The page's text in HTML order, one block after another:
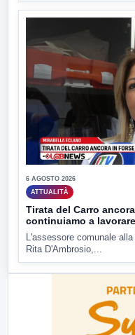
6 AGOSTO 2026
ATTUALITÀ
Tirata del Carro
continuiamo a lavorare
L'assessore comunale
Rita D'Ambrosio,...